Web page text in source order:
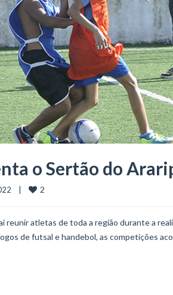
o Sertão do
|
2
atletas de toda a região durante a
de futsal e handebol, as competições